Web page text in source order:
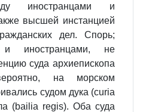
иностранцами и
высшей инстанцией
дел. Спорь;
иностранцами, не
суда архиепископа
на морском
судом дука (curia
(bailia regis). Оба суда